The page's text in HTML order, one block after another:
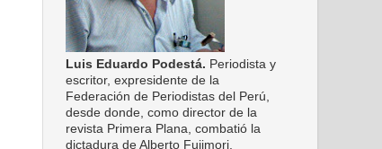
Luis Eduardo Podestá. Periodista y
escritor, expresidente de la
Federación de Periodistas del Perú,
desde donde, como director de la
revista Primera Plana, combatió la
dictadura de Alberto Fujimori.